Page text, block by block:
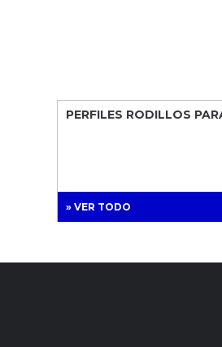
PERFILES RODILLOS
» VER TODO